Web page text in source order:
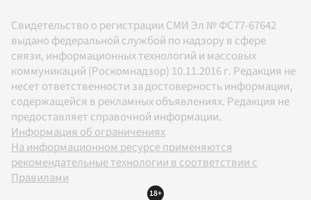
Свидетельство о регистрации СМИ Эл № ФС77-67642
выдано федеральной службой по надзору в сфере
связи, информационных технологий и массовых
коммуникаций (Роскомнадзор) 10.11.2016 г. Редакция не
несет ответственности за достоверность информации,
содержащейся в рекламных объявлениях. Редакция не
предоставляет справочной информации.
Информация об ограничениях
На информационном ресурсе применяются
рекомендательные технологии в соответствии с
Правилами
18+